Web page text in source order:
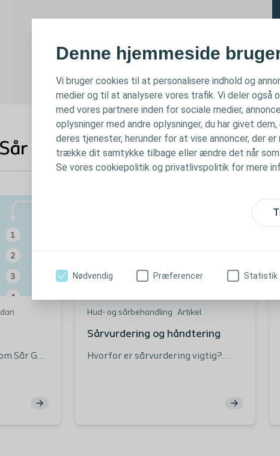
Denne hjemmeside
Vi bruger cookies til at personalisere indhold og
medier og til at analysere vores trafik. Vi deler også
med vores partnere inden for sociale medier,
oplysninger med andre oplysninger, du har givet
deres tjenester, herunder for at vise annoncer, der
trække dit samtykke tilbage eller ændre det når som
Se vores cookiepolitik og privatlivspolitik for mere
Nødvendig Præferencer Statistik
GPS
Sår GPS
Hud- og sårbehandling Artikel
Sårvurdering og håndtering
Hvorfor er sårvurdering vigtig?
behandlingsmål Hvor tit bør du